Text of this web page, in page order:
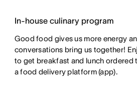
In-house culinary program
Good food gives us more energy
conversations bring us together!
to get breakfast and lunch ordered
a food delivery platform (app).